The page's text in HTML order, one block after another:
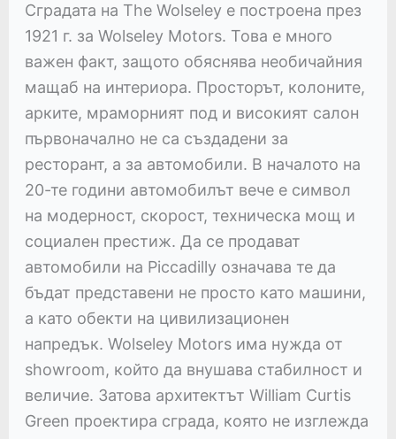
Сградата на The Wolseley е построена през
1921 г. за Wolseley Motors. Това е много
важен факт, защото обяснява необичайния
мащаб на интериора. Просторът, колоните,
арките, мраморният под и високият салон
първоначално не са създадени за
ресторант, а за автомобили. В началото на
20-те години автомобилът вече е символ
на модерност, скорост, техническа мощ и
социален престиж. Да се продават
автомобили на Piccadilly означава те да
бъдат представени не просто като машини,
а като обекти на цивилизационен
напредък. Wolseley Motors има нужда от
showroom, който да внушава стабилност и
величие. Затова архитектът William Curtis
Green проектира сграда, която не изглежда